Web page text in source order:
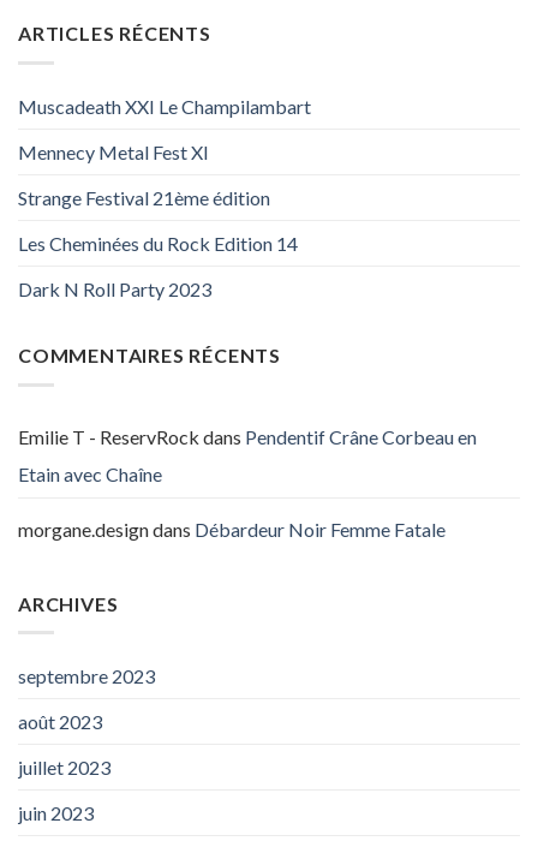
ARTICLES RÉCENTS
Muscadeath XXI Le Champilambart
Mennecy Metal Fest XI
Strange Festival 21ème édition
Les Cheminées du Rock Edition 14
Dark N Roll Party 2023
COMMENTAIRES RÉCENTS
Emilie T - ReservRock dans Pendentif Crâne Corbeau en
Etain avec Chaîne
morgane.designdans Débardeur Noir Femme Fatale
ARCHIVES
septembre 2023
août 2023
juillet 2023
juin 2023